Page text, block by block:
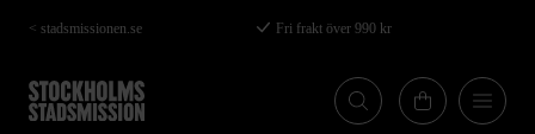
Hoppa
till
huvudinnehåll
< stadsmissionen.se Fri frakt över 990 kr